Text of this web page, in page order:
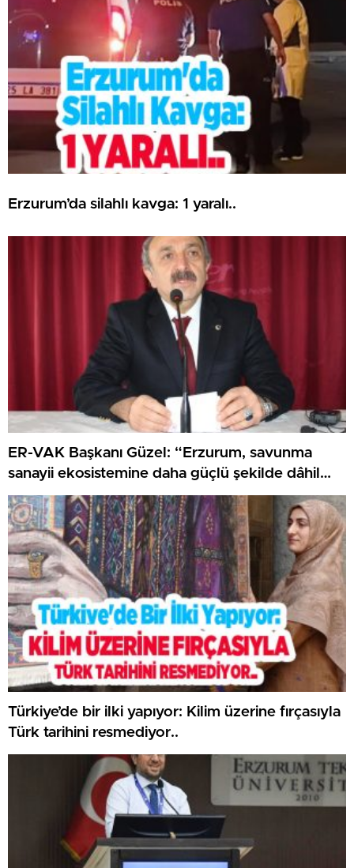
Erzurum’da silahlı kavga: 1 yaralı..
ER-VAK Başkanı Güzel: “Erzurum, savunma
sanayii ekosistemine daha güçlü şekilde dâhil
edilmeli”..
Türkiye’de bir ilki yapıyor: Kilim üzerine fırçasıyla
Türk tarihini resmediyor..